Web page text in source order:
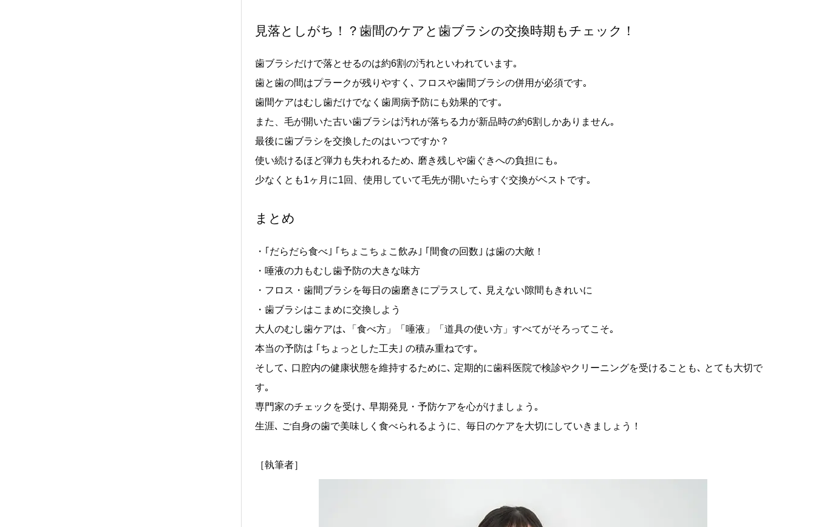
見落としがち！？歯間のケアと歯ブラシの交換時期もチェック！
歯ブラシだけで落とせるのは約6割の汚れといわれています｡
歯と歯の間はプラークが残りやすく､ フロスや歯間ブラシの併用が必須です｡
歯間ケアはむし歯だけでなく歯周病予防にも効果的です｡
また、毛が開いた古い歯ブラシは汚れが落ちる力が新品時の約6割しかありません｡
最後に歯ブラシを交換したのはいつですか？
使い続けるほど弾力も失われるため､ 磨き残しや歯ぐきへの負担にも｡
少なくとも1ヶ月に1回、使用していて毛先が開いたらすぐ交換がベストです｡
まとめ
・｢だらだら食べ｣ ｢ちょこちょこ飲み｣ ｢間食の回数｣ は歯の大敵！
・唾液の力もむし歯予防の大きな味方
・フロス・歯間ブラシを毎日の歯磨きにプラスして､ 見えない隙間もきれいに
・歯ブラシはこまめに交換しよう
大人のむし歯ケアは､「食べ方」「唾液」「道具の使い方」すべてがそろってこそ｡
本当の予防は ｢ちょっとした工夫｣ の積み重ねです｡
そして､ 口腔内の健康状態を維持するために､ 定期的に歯科医院で検診やクリーニングを受けることも､ とても大切で
す｡
専門家のチェックを受け､ 早期発見・予防ケアを心がけましょう｡
生涯､ ご自身の歯で美味しく食べられるように、毎日のケアを大切にしていきましょう！
［執筆者］